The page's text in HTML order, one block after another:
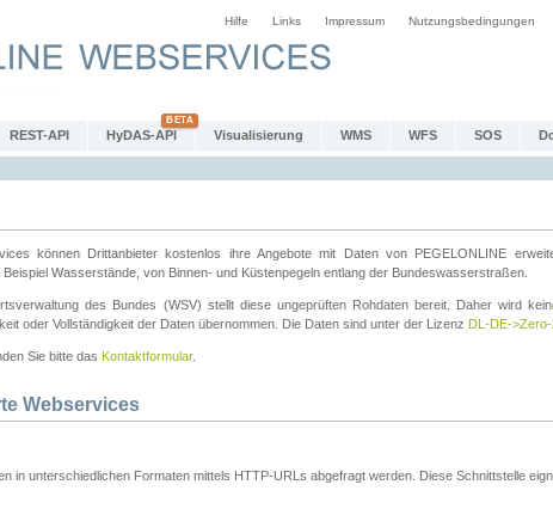
Hilfe Links Impressum Nutzungsbedingungen
REST-API HyDAS-API Visualisierung WMS WFS SOS
können Drittanbieter kostenlos ihre Angebote mit Daten von PEGELONLINE
Wasserstände, von Binnen- und Küstenpegeln entlang der Bundeswasserstraßen.
des Bundes (WSV) stellt diese ungeprüften Rohdaten bereit. Daher wird
oder Vollständigkeit der Daten übernommen. Die Daten sind unter der Lizenz DL-DE-
Sie bitte das Kontaktformular.
Webservices
in unterschiedlichen Formaten mittels HTTP-URLs abgefragt werden. Diese Schnittstelle